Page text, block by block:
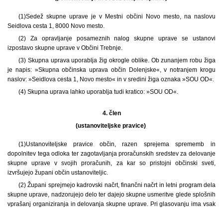
(1)Sedež skupne uprave je v Mestni občini Novo mesto, na naslovu
Seidlova cesta 1, 8000 Novo mesto.
(2) Za opravljanje posameznih nalog skupne uprave se ustanovi
izpostavo skupne uprave v Občini Trebnje.
(3) Skupna uprava uporablja žig okrogle oblike. Ob zunanjem robu žiga
je napis: »Skupna občinska uprava občin Dolenjske«, v notranjem krogu
naslov: »Seidlova cesta 1, Novo mesto« in v sredini žiga oznaka »SOU OD«.
(4) Skupna uprava lahko uporablja tudi kratico: »SOU OD«.
4. člen
(ustanoviteljske pravice)
(1)Ustanoviteljske pravice občin, razen sprejema sprememb in
dopolnitev tega odloka ter zagotavljanja proračunskih sredstev za delovanje
skupne uprave v svojih proračunih, za kar so pristojni občinski sveti,
izvršujejo župani občin ustanoviteljic.
(2) Župani sprejmejo kadrovski načrt, finančni načrt in letni program dela
skupne uprave, nadzorujejo delo ter dajejo skupne usmeritve glede splošnih
vprašanj organiziranja in delovanja skupne uprave. Pri glasovanju ima vsak